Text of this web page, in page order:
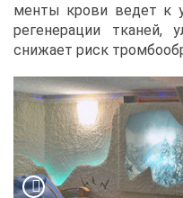
мен­ты кро­ви ве­дет к
ре­ге­не­ра­ции тка­ней,
сни­жа­ет риск